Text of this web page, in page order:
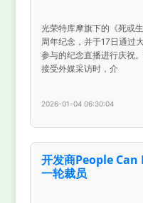
光荣特库摩旗下的《死或
周年纪念，并于17日通过
参与的纪念直播进行庆祝
接受外媒采访时，介
2026-01-04 06:30:04
开发商People Can
一轮裁员